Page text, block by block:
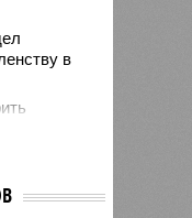
в
обороны